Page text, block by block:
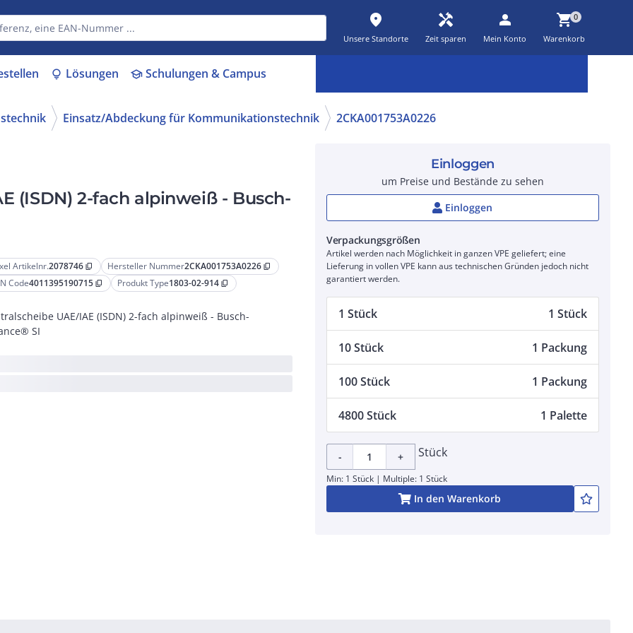
place
Unsere Standorte
handyman
Zeit sparen
person
Mein Konto
shopping_cart0
Warenkorb
lightbulb Lösungen schoolSchulungen & Campus
Einsatz/Abdeckung für Kommunikationstechnik 2CKA001753A0226
(ISDN) 2-fach alpinweiß - Busch-
Artikelnr.2078746 content_copy Hersteller Nummer2CKA001753A0226 content_copy
Code4011395190715 content_copy Produkt Type1803-02-914 content_copy
UAE/IAE (ISDN) 2-fach alpinweiß - Busch-
SI
Einloggen
um Preise und Bestände zu sehen
Einloggen
Verpackungsgrößen
Artikel werden nach Möglichkeit in ganzen VPE geliefert; eine
Lieferung in vollen VPE kann aus technischen Gründen jedoch nicht
garantiert werden.
1 Stück 1 Stück
10 Stück 1 Packung
100 Stück 1 Packung
4800 Stück 1 Palette
- + Stück
Min: 1 Stück | Multiple: 1 Stück
In den Warenkorb